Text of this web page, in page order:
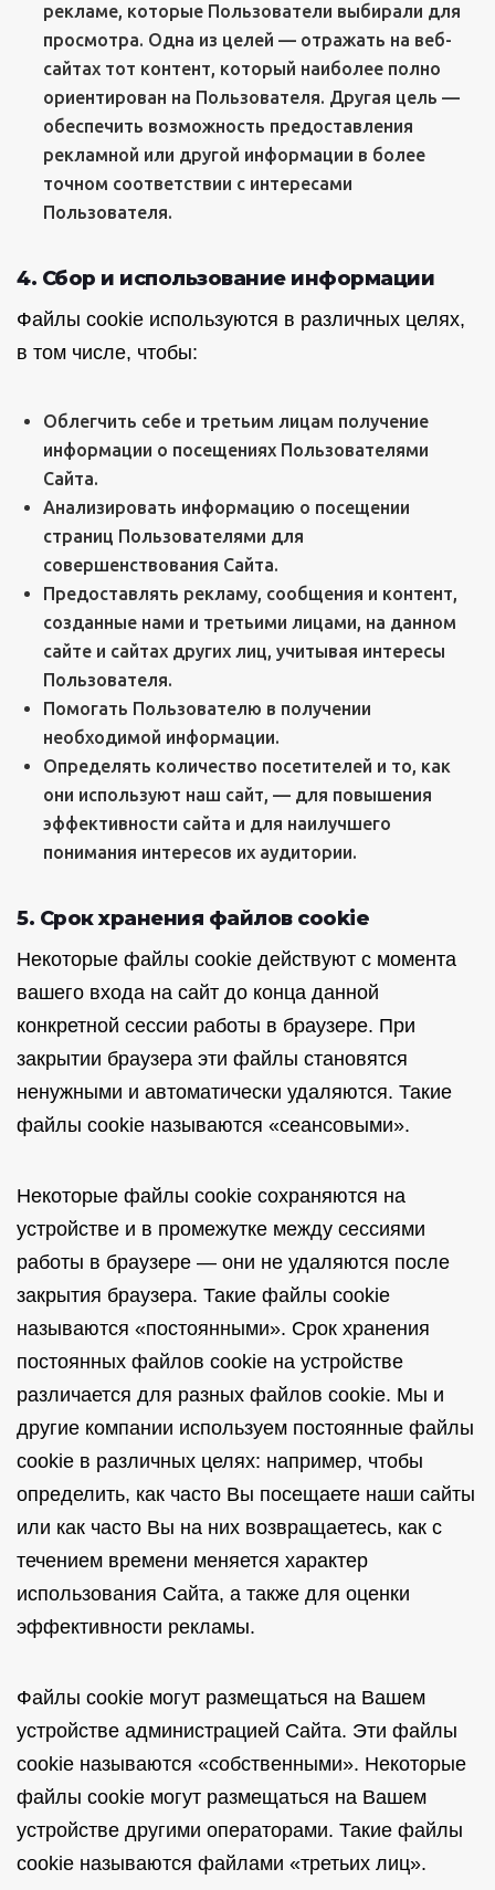
рекламе, которые Пользователи выбирали для
просмотра. Одна из целей — отражать на веб-
сайтах тот контент, который наиболее полно
ориентирован на Пользователя. Другая цель —
обеспечить возможность предоставления
рекламной или другой информации в более
точном соответствии с интересами
Пользователя.
4. Сбор и использование информации
Файлы cookie используются в различных целях,
в том числе, чтобы:
Облегчить себе и третьим лицам получение
информации о посещениях Пользователями
Сайта.
Анализировать информацию о посещении
страниц Пользователями для
совершенствования Сайта.
Предоставлять рекламу, сообщения и контент,
созданные нами и третьими лицами, на данном
сайте и сайтах других лиц, учитывая интересы
Пользователя.
Помогать Пользователю в получении
необходимой информации.
Определять количество посетителей и то, как
они используют наш сайт, — для повышения
эффективности сайта и для наилучшего
понимания интересов их аудитории.
5. Срок хранения файлов cookie
Некоторые файлы cookie действуют с момента
вашего входа на сайт до конца данной
конкретной сессии работы в браузере. При
закрытии браузера эти файлы становятся
ненужными и автоматически удаляются. Такие
файлы cookie называются «сеансовыми».
Некоторые файлы cookie сохраняются на
устройстве и в промежутке между сессиями
работы в браузере — они не удаляются после
закрытия браузера. Такие файлы cookie
называются «постоянными». Срок хранения
постоянных файлов cookie на устройстве
различается для разных файлов cookie. Мы и
другие компании используем постоянные файлы
cookie в различных целях: например, чтобы
определить, как часто Вы посещаете наши сайты
или как часто Вы на них возвращаетесь, как с
течением времени меняется характер
использования Сайта, а также для оценки
эффективности рекламы.
Файлы cookie могут размещаться на Вашем
устройстве администрацией Сайта. Эти файлы
cookie называются «собственными». Некоторые
файлы cookie могут размещаться на Вашем
устройстве другими операторами. Такие файлы
cookie называются файлами «третьих лиц».